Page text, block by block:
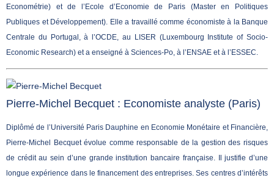
Econométrie) et de l’Ecole d’Economie de Paris (Master en Politiques
Publiques et Développement). Elle a travaillé comme économiste à la Banque
Centrale du Portugal, à l’OCDE, au LISER (Luxembourg Institute of Socio-
Economic Research) et a enseigné à Sciences-Po, à l’ENSAE et à l’ESSEC.
Pierre-Michel Becquet : Economiste analyste (Paris)
Diplômé de l’Université Paris Dauphine en Economie Monétaire et Financière,
Pierre-Michel Becquet évolue comme responsable de la gestion des risques
de crédit au sein d’une grande institution bancaire française. Il justifie d’une
longue expérience dans le financement des entreprises. Ses centres d’intérêts